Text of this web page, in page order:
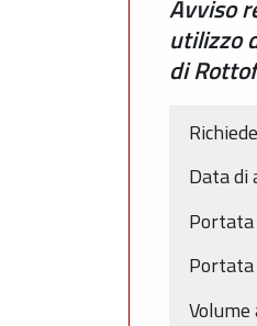
Avviso
utilizzo
di
Data di